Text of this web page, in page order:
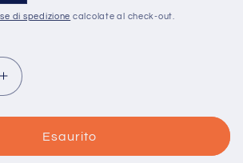
di spedizione calcolate al check-out.
Aumenta
quantità
per
Cotone
Catania
Esaurito